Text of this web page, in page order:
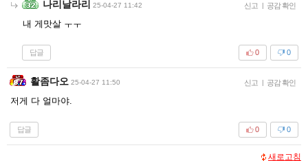
나리날라리 25-04-27 11:42 신고 | 공감 확인
내 게맛살 ㅜㅜ
답글 0
0
활좀다오 25-04-27 11:50 신고 | 공감 확인
저게 다 얼마야.
답글 0
0
새로고침